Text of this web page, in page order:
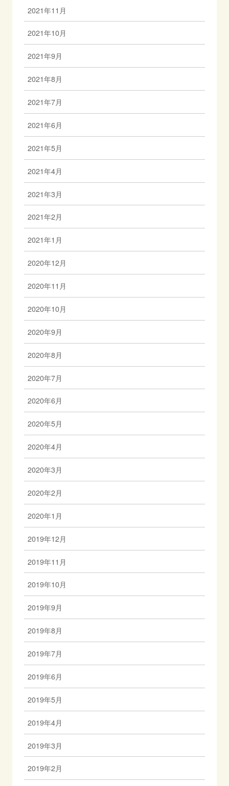
2021年11月
2021年10月
2021年9月
2021年8月
2021年7月
2021年6月
2021年5月
2021年4月
2021年3月
2021年2月
2021年1月
2020年12月
2020年11月
2020年10月
2020年9月
2020年8月
2020年7月
2020年6月
2020年5月
2020年4月
2020年3月
2020年2月
2020年1月
2019年12月
2019年11月
2019年10月
2019年9月
2019年8月
2019年7月
2019年6月
2019年5月
2019年4月
2019年3月
2019年2月